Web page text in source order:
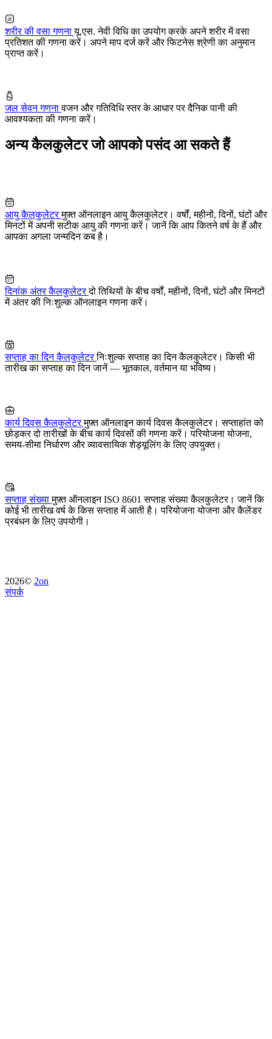
शरीर की वसा गणनायू.एस. नेवी विधि का उपयोग करके अपने शरीर में वसा
प्रतिशत की गणना करें। अपने माप दर्ज करें और फिटनेस श्रेणी का अनुमान
प्राप्त करें।
जल सेवन गणनावजन और गतिविधि स्तर के आधार पर दैनिक पानी की
आवश्यकता की गणना करें।
अन्य कैलकुलेटर जो आपको पसंद आ सकते हैं
आयु कैलकुलेटरमुफ़्त ऑनलाइन आयु कैलकुलेटर। वर्षों, महीनों, दिनों, घंटों और
मिनटों में अपनी सटीक आयु की गणना करें। जानें कि आप कितने वर्ष के हैं और
आपका अगला जन्मदिन कब है।
दिनांक अंतर कैलकुलेटरदो तिथियों के बीच वर्षों, महीनों, दिनों, घंटों और मिनटों
में अंतर की निःशुल्क ऑनलाइन गणना करें।
सप्ताह का दिन कैलकुलेटरनिःशुल्क सप्ताह का दिन कैलकुलेटर। किसी भी
तारीख का सप्ताह का दिन जानें — भूतकाल, वर्तमान या भविष्य।
कार्य दिवस कैलकुलेटरमुफ़्त ऑनलाइन कार्य दिवस कैलकुलेटर। सप्ताहांत को
छोड़कर दो तारीखों के बीच कार्य दिवसों की गणना करें। परियोजना योजना,
समय-सीमा निर्धारण और व्यावसायिक शेड्यूलिंग के लिए उपयुक्त।
सप्ताह संख्यामुफ़्त ऑनलाइन ISO 8601 सप्ताह संख्या कैलकुलेटर। जानें कि
कोई भी तारीख वर्ष के किस सप्ताह में आती है। परियोजना योजना और कैलेंडर
प्रबंधन के लिए उपयोगी।
2026© 2on
संपर्क